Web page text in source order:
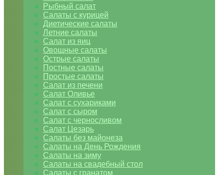
Рыбный салат
Салаты с курицей
Диетические салаты
Летние салаты
Салат из яиц
Овощные салаты
Острые салаты
Постные салаты
Простые салаты
Салат из печени
Салат Оливье
Салат с сухариками
Салат с сыром
Салат с черносливом
Салат Цезарь
Салаты без майонеза
Салаты на День Рождения
Салаты на зиму
Салаты на свадебный стол
Салаты с гранатом